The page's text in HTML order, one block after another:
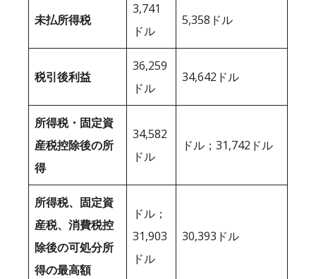
未払所得税
3,741
ドル
5,358ドル
税引後利益
36,259
ドル
34,642ドル
所得税・固定資
産税控除後の所
得
34,582
ドル
ドル；31,742ドル
所得税、固定資
産税、消費税控
除後の可処分所
得の最高額
ドル；
31,903
ドル
30,393ドル